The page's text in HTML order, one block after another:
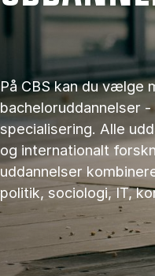
På CBS kan du vælge
bacheloruddannelser
specialisering. Alle
og internationalt
uddannelser
politik, sociologi, IT,